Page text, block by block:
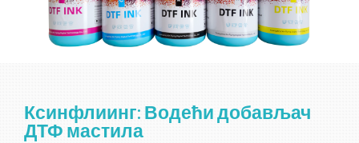
Ксинфлиинг: Водећи добављач
ДТФ мастила